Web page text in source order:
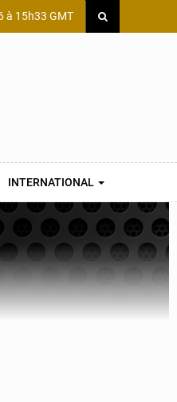
à 15h33 GMT
INTERNATIONAL